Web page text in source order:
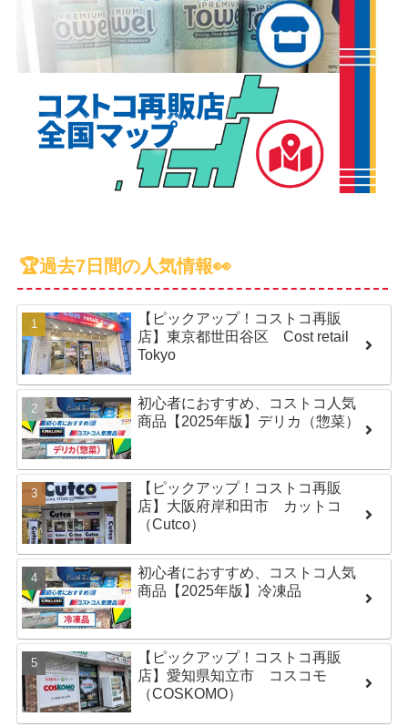
🏆過去7日間の人気情報👀
【ピックアップ！コストコ再販
店】東京都世田谷区 Cost retail
Tokyo
初心者におすすめ、コストコ人気
商品【2025年版】デリカ（惣菜）
【ピックアップ！コストコ再販
店】大阪府岸和田市 カットコ
（Cutco）
初心者におすすめ、コストコ人気
商品【2025年版】冷凍品
【ピックアップ！コストコ再販
店】愛知県知立市 コスコモ
（COSKOMO）